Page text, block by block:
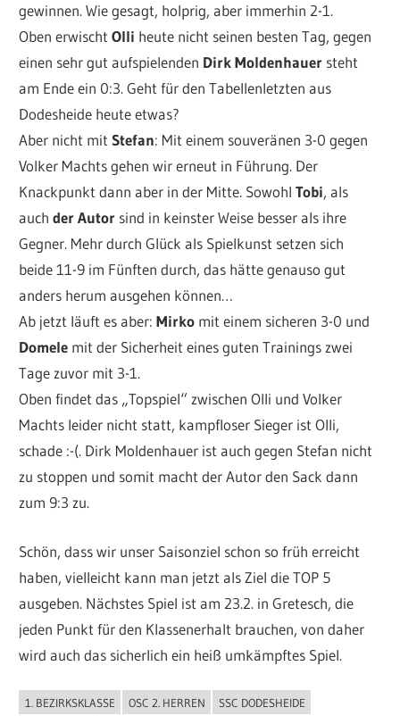
gewinnen. Wie gesagt, holprig, aber immerhin 2-1.
Oben erwischtOlli heute nicht seinen besten Tag, gegen
einen sehr gut aufspielenden Dirk Moldenhauer steht
am Ende ein 0:3. Geht für den Tabellenletzten aus
Dodesheide heute etwas?
Aber nicht mitStefan: Mit einem souveränen 3-0 gegen
Volker Machts gehen wir erneut in Führung. Der
Knackpunkt dann aber in der Mitte. SowohlTobi, als
auchder Autor sind in keinster Weise besser als ihre
Gegner. Mehr durch Glück als Spielkunst setzen sich
beide 11-9 im Fünften durch, das hätte genauso gut
anders herum ausgehen können…
Ab jetzt läuft es aber:Mirko mit einem sicheren 3-0 und
Domele mit der Sicherheit eines guten Trainings zwei
Tage zuvor mit 3-1.
Oben findet das „Topspiel“ zwischen Olli und Volker
Machts leider nicht statt, kampfloser Sieger ist Olli,
schade :-(. Dirk Moldenhauer ist auch gegen Stefan nicht
zu stoppen und somit macht der Autor den Sack dann
zum 9:3 zu.
Schön, dass wir unser Saisonziel schon so früh erreicht
haben, vielleicht kann man jetzt als Ziel die TOP 5
ausgeben. Nächstes Spiel ist am 23.2. in Gretesch, die
jeden Punkt für den Klassenerhalt brauchen, von daher
wird auch das sicherlich ein heiß umkämpftes Spiel.
ALLGEMEIN
1. BEZIRKSKLASSE OSC 2. HERREN
SSC DODESHEIDE